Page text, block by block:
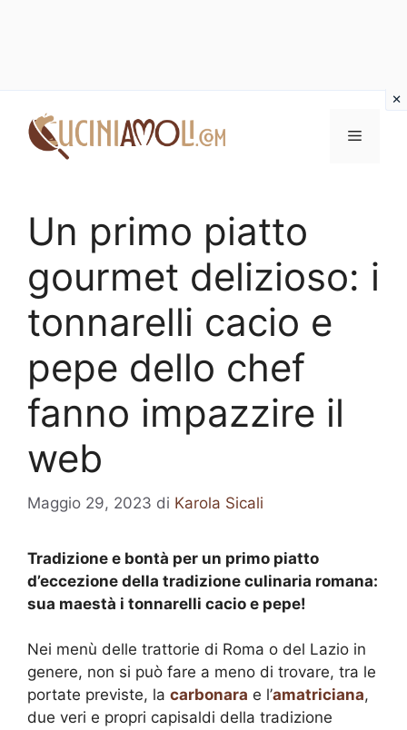
contenuto
Menu
Un primo piatto
gourmet delizioso: i
tonnarelli cacio e
pepe dello chef
fanno impazzire il
web
Maggio 29, 2023 di Karola Sicali
Tradizione e bontà per un primo piatto
d’eccezione della tradizione culinaria romana:
sua maestà i tonnarelli cacio e pepe!
Nei menù delle trattorie di Roma o del Lazio in
genere, non si può fare a meno di trovare, tra le
portate previste, la carbonara e l’amatriciana,
due veri e propri capisaldi della tradizione